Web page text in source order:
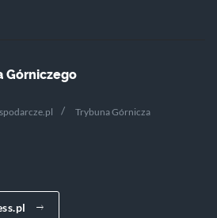
Górniczego
Trybuna Górnicza